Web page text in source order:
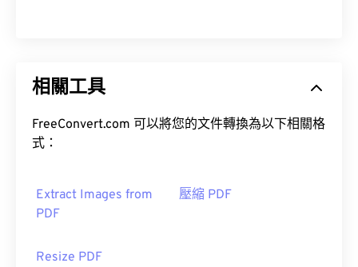
相關工具
FreeConvert.com 可以將您的文件轉換為以下相關格
式：
Extract Images from
PDF
壓縮 PDF
Resize PDF